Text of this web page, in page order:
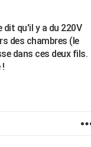
dit qu'il y a du 220V
des chambres (le
dans ces deux fils.